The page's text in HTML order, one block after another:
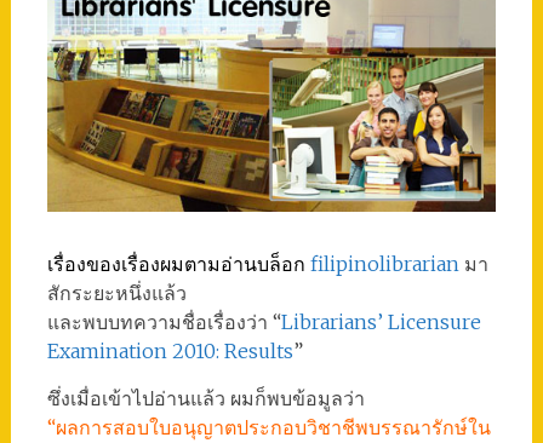
เรื่องของเรื่องผมตามอ่านบล็อก filipinolibrarianมา
สักระยะหนึ่งแล้ว
และพบบทความชื่อเรื่องว่า “Librarians’ Licensure
Examination 2010: Results”
ซึ่งเมื่อเข้าไปอ่านแล้ว ผมก็พบข้อมูลว่า
“ผลการสอบใบอนุญาตประกอบวิชาชีพบรรณารักษ์ใน